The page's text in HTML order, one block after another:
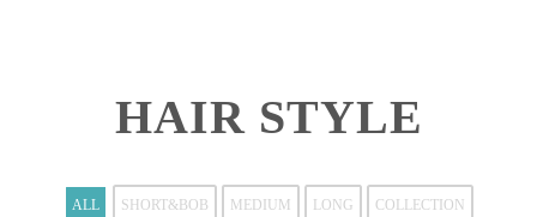
HAIR STYLE
ALL SHORT&BOB MEDIUM LONG COLLECTION